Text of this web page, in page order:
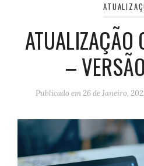
ATUALIZAÇÃO
–
Publicado em26 de Janeiro,